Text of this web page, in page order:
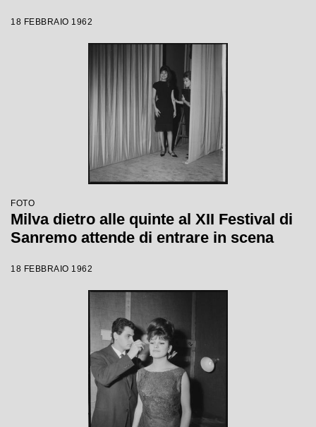
18 FEBBRAIO 1962
FOTO
Milva dietro alle quinte al XII Festival di
Sanremo attende di entrare in scena
18 FEBBRAIO 1962